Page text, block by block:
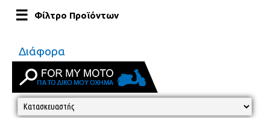
Φίλτρο Προϊόντων
Διάφορα